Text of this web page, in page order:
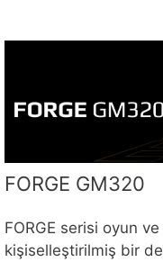
FORGE GM320
FORGE serisi oyun ve
kişiselleştirilmiş bir